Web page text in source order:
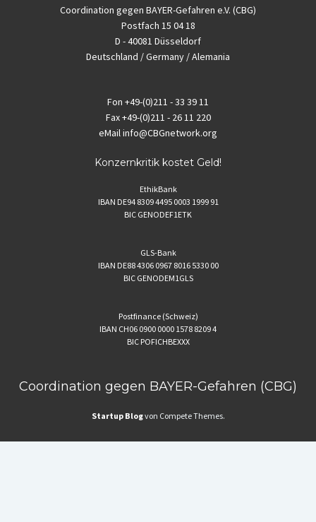
Coordination gegen BAYER-Gefahren e.V. (CBG)
Postfach 15 04 18
D - 40081 Düsseldorf
Deutschland / Germany / Alemania
Fon +49-(0)211 - 33 39 11
Fax+49-(0)211 - 26 11 220
eMailinfo@CBGnetwork.org
Konzernkritik kostet Geld!
EthikBank
IBAN DE94 8309 4495 0003 1999 91
BIC GENODEF1ETK
GLS-Bank
IBAN DE88 4306 0967 8016 5330 00
BIC GENODEM1GLS
Postfinance (Schweiz)
IBAN CH06 0900 0000 1578 8209 4
BIC POFICHBEXXX
Coordination gegen BAYER-Gefahren (CBG)
Startup Blogvon Compete Themes.